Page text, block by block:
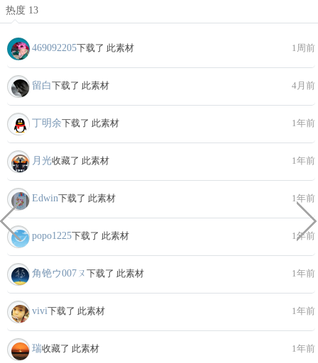
热度 13
469092205下载了 此素材 1周前
留白下载了 此素材 4月前
丁明余下载了 此素材 1年前
月光收藏了 此素材 1年前
Edwin下载了 此素材 1年前
popo1225下载了 此素材 1年前
角铯ウ007ㄡ 下载了 此素材 1年前
vivi下载了 此素材 1年前
瑞收藏了 此素材 1年前